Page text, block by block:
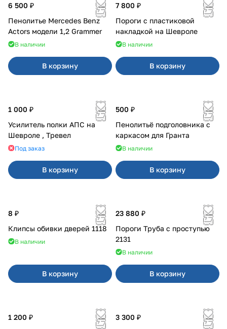
6 500 ₽
Пенолитье Mercedes Benz
Actors модели 1,2 Grammer
В наличии
В корзину
7 800 ₽
Пороги с пластиковой
накладкой на Шевроле
В наличии
В корзину
1 000 ₽
Усилитель полки АПС на
Шевроле , Тревел
Под заказ
В корзину
500 ₽
Пенолитьё подголовника с
каркасом для Гранта
В наличии
В корзину
8 ₽
Клипсы обивки дверей 1118
В наличии
В корзину
23 880 ₽
Пороги Труба с проступью
2131
В наличии
В корзину
1 200 ₽
3 300 ₽